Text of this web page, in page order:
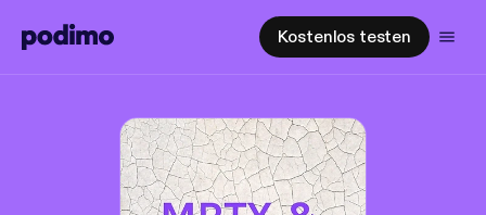
Kostenlos testen